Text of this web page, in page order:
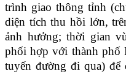
trình giao thông tỉnh
diện tích thu hồi lớn,
ảnh hưởng; thời gian
phối hợp với thành phố
tuyến đường đi qua) để